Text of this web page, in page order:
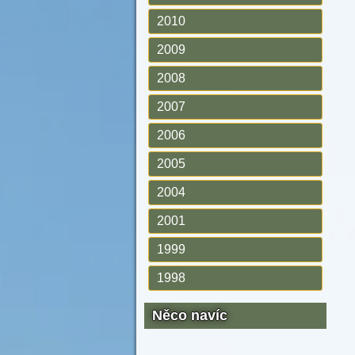
2010
2009
2008
2007
2006
2005
2004
2001
1999
1998
Něco navíc